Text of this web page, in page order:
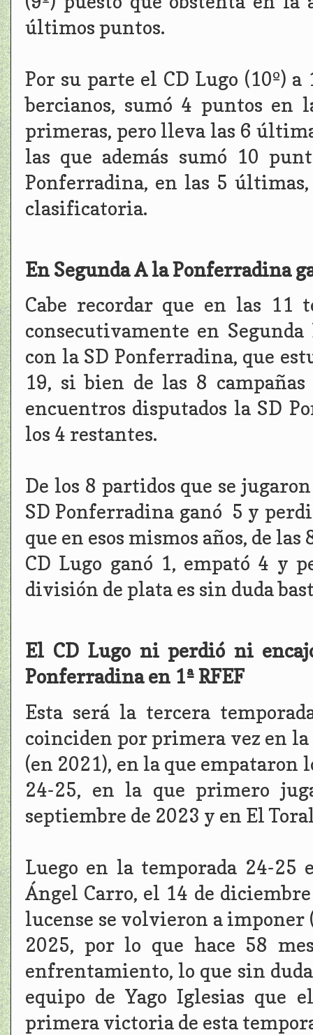
últimos puntos.
Por su parte el CD Lugo (10º)
bercianos, sumó 4 puntos en
primeras, pero lleva las 6
las que además sumó 10
Ponferradina, en las 5
clasificatoria.
En Segunda A la Ponferradina
Cabe recordar que en las 11
consecutivamente en
con la SD Ponferradina, que
19, si bien de las 8
encuentros disputados la SD
los 4 restantes.
De los 8 partidos que se
SD Ponferradina ganó 5 y
que en esos mismos años, de
CD Lugo ganó 1, empató 4 y
división de plata es sin duda
El CD Lugo ni perdió ni
Ponferradina en 1ª RFEF
Esta será la tercera
coinciden por primera vez en la
(en 2021), en la que empataron
24-25, en la que primero
septiembre de 2023 y en El
Luego en la temporada 24-25
Ángel Carro, el 14 de
lucense se volvieron a imponer
2025, por lo que hace 58
enfrentamiento, lo que sin
equipo de Yago Iglesias que
primera victoria de esta